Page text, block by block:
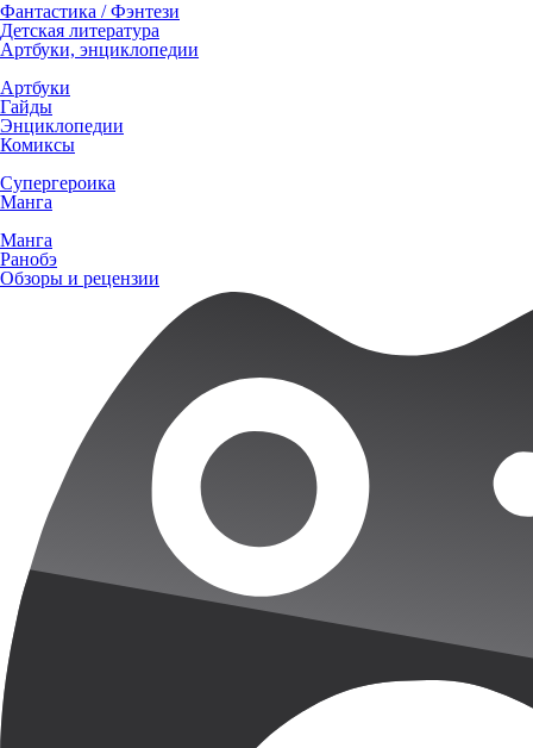
Фантастика / Фэнтези
Детская литература
Артбуки, энциклопедии
Артбуки
Гайды
Энциклопедии
Комиксы
Супергероика
Манга
Манга
Ранобэ
Обзоры и рецензии